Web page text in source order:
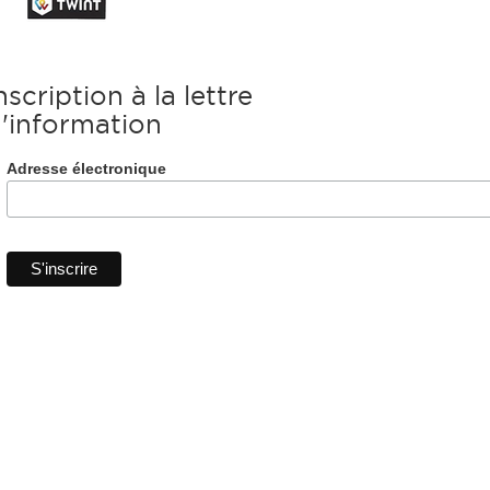
à la lettre
Adresse électronique